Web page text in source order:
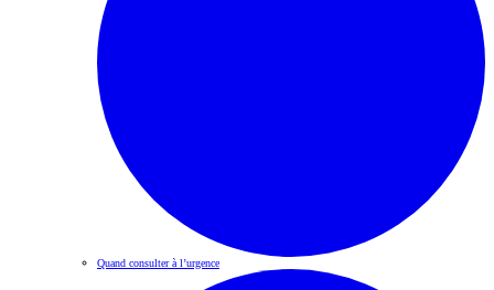
Quand consulter à l’urgence